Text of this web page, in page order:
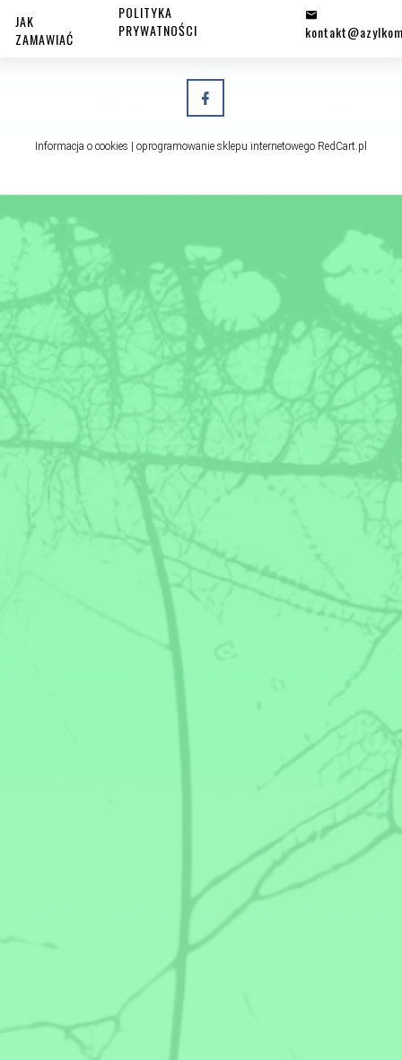
JAK
ZAMAWIAĆ
POLITYKA
PRYWATNOŚCI
Informacja o cookies | oprogramowanie sklepu internetowego RedCart.pl